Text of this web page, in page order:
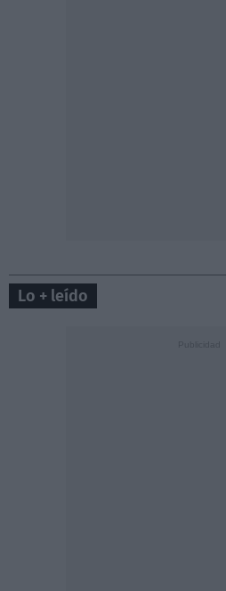
Lo + leído